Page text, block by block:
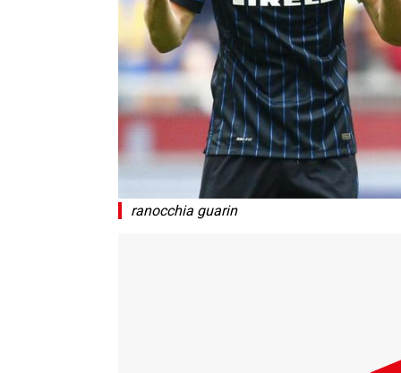
ranocchia guarin